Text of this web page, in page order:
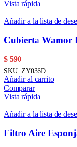
Vista rápida
Añadir a la lista de
Cubierta Wamor
$ 590
SKU: ZY036D
Añadir al carrito
Comparar
Vista rápida
Añadir a la lista de
Filtro Aire